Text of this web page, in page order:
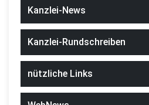
Kanzlei-News
Kanzlei-Rundschreiben
nützliche Links